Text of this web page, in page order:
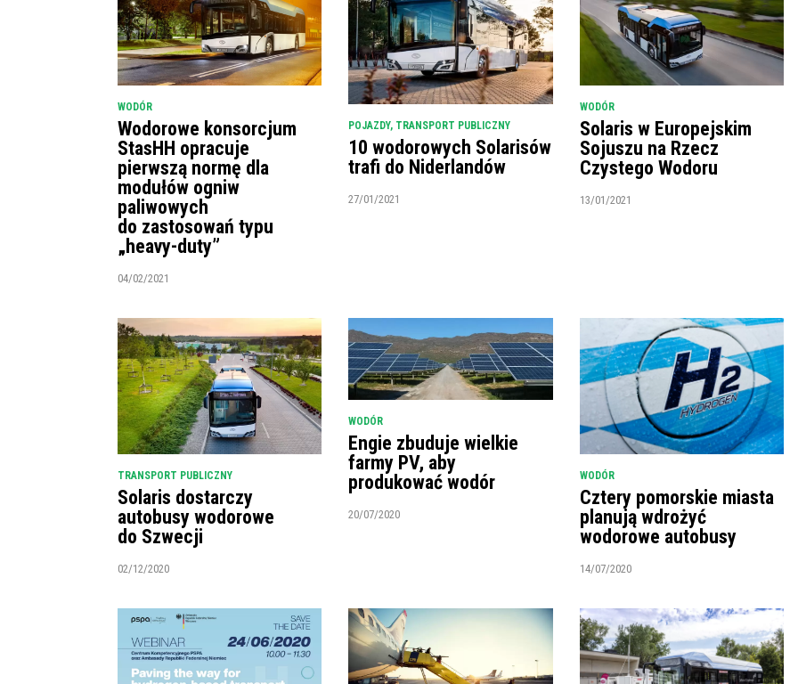
WODÓR
Wodorowe konsorcjum
StasHH opracuje
pierwszą normę dla
modułów ogniw
paliwowych
do zastosowań typu
„heavy-duty”
04/02/2021
POJAZDY, TRANSPORT PUBLICZNY
10 wodorowych Solarisów
trafi do Niderlandów
27/01/2021
WODÓR
Solaris w Europejskim
Sojuszu na Rzecz
Czystego Wodoru
13/01/2021
TRANSPORT PUBLICZNY
Solaris dostarczy
autobusy wodorowe
do Szwecji
02/12/2020
WODÓR
Engie zbuduje wielkie
farmy PV, aby
produkować wodór
20/07/2020
WODÓR
Cztery pomorskie miasta
planują wdrożyć
wodorowe autobusy
14/07/2020